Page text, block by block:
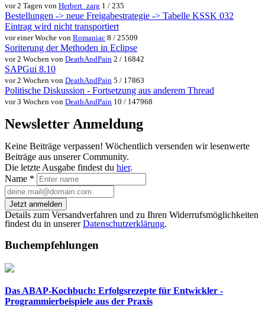
vor 2 Tagen von Herbert_zarg 1 / 235
Bestellungen -> neue Freigabestrategie -> Tabelle KSSK 032
Eintrag wird nicht transportiert
vor einer Woche von Romaniac 8 / 25509
Soriterung der Methoden in Eclipse
vor 2 Wochen von DeathAndPain 2 / 16842
SAPGui 8.10
vor 2 Wochen von DeathAndPain 5 / 17863
Politische Diskussion - Fortsetzung aus anderem Thread
vor 3 Wochen von DeathAndPain 10 / 147968
Newsletter Anmeldung
Keine Beiträge verpassen! Wöchentlich versenden wir lesenwerte
Beiträge aus unserer Community.
Die letzte Ausgabe findest du hier.
Name *
Jetzt anmelden
Details zum Versandverfahren und zu Ihren Widerrufsmöglichkeiten
findest du in unsererDatenschutzerklärung.
Buchempfehlungen
Das ABAP-Kochbuch: Erfolgsrezepte für Entwickler -
Programmierbeispiele aus der Praxis